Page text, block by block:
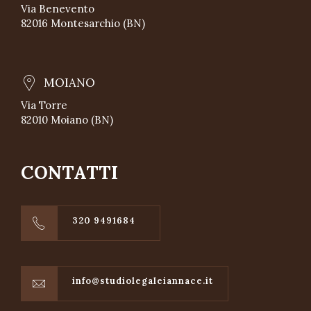
Via Benevento
82016 Montesarchio (BN)
MOIANO
Via Torre
82010 Moiano (BN)
CONTATTI
320 9491684
info@studiolegaleiannace.it